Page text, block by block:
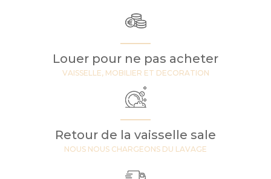
Louer pour ne pas acheter
VAISSELLE, MOBILIER ET DECORATION
Retour de la vaisselle sale
NOUS NOUS CHARGEONS DU LAVAGE